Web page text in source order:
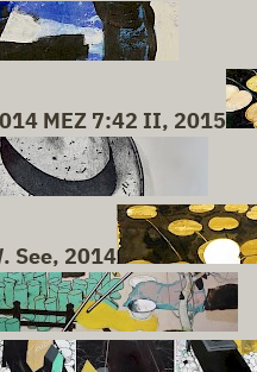
MEZ 7:42 II, 2015
See, 2014